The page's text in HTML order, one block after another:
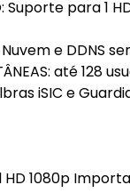
Suporte para 1
Nuvem e DDNS
até 128
iSIC e
1080p